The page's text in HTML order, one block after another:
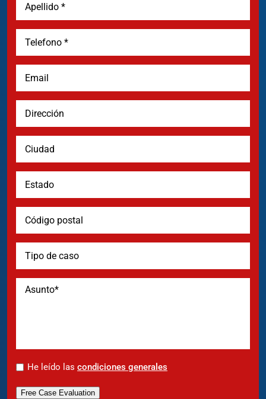
* He leído las condiciones generales
Free Case Evaluation